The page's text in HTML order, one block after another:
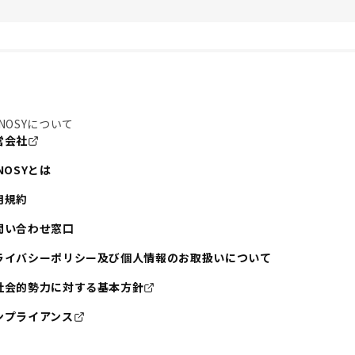
について
会社
とは
規約
い合わせ窓口
イバシーポリシー及び個人情報のお取扱いについて
会的勢力に対する基本方針
プライアンス